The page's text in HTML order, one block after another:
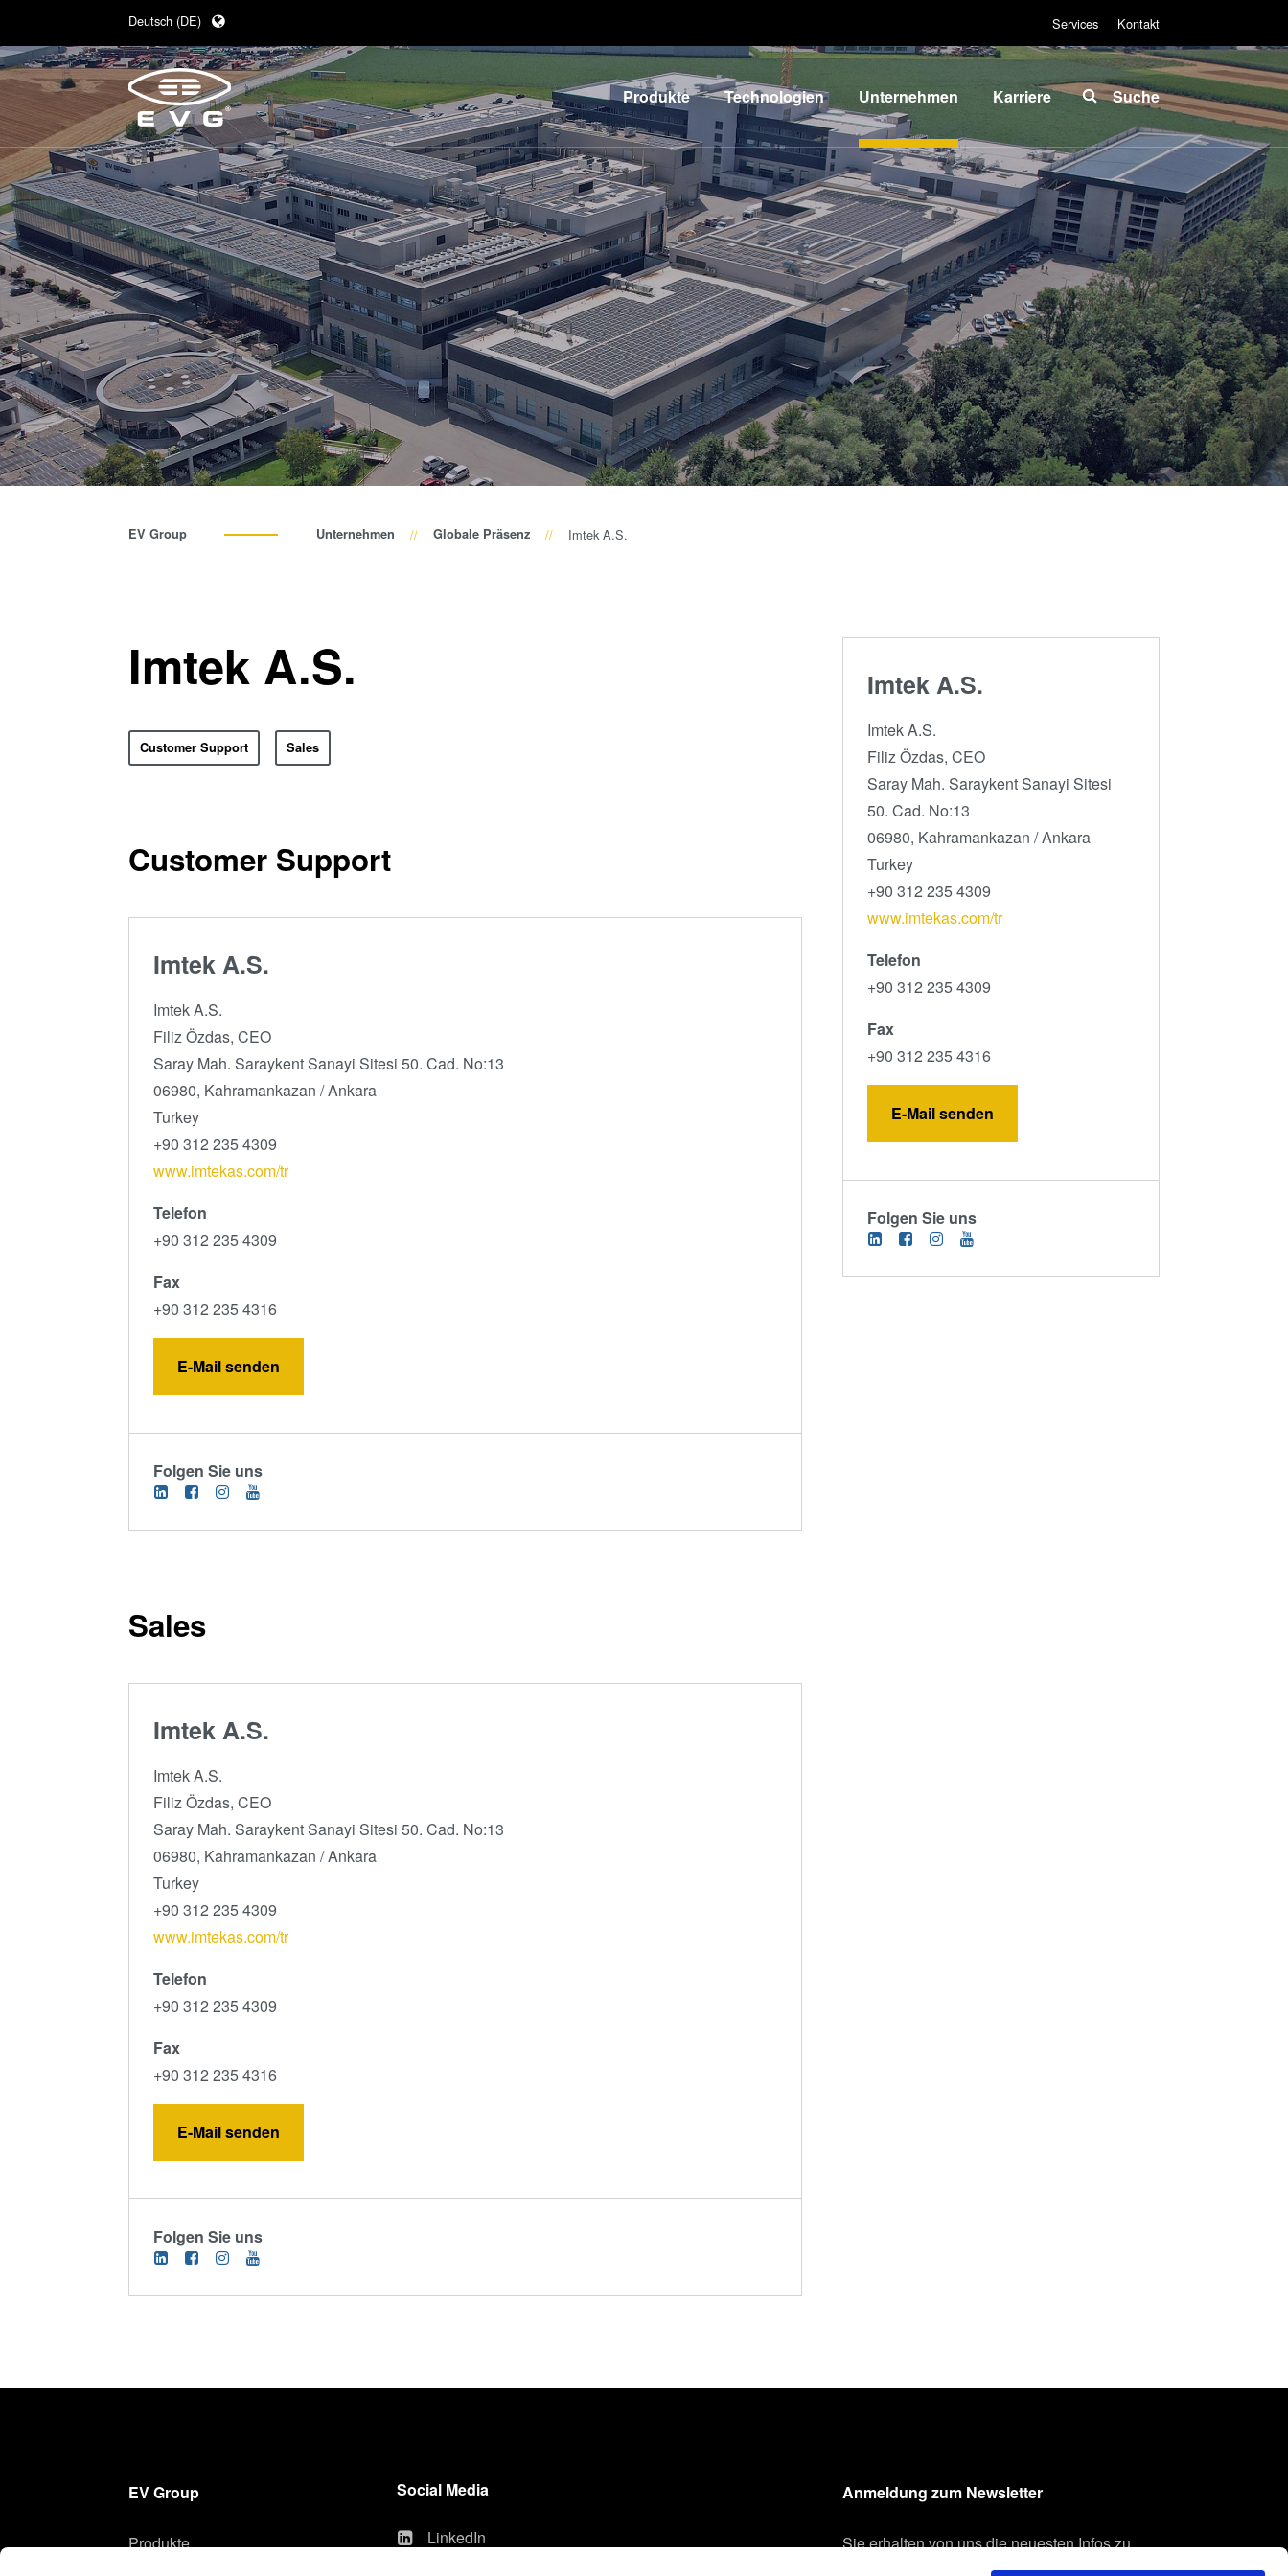
Deutsch (DE)
English (EN)
日本語 (JA)
中文 (ZH)
Services Kontakt
Produkte
Lithographie
Nanopräge-
Lithographie
Bonding
Metrologie
Dienstleistungen
zur
Prozessentwicklung
Technologien
IR LayerRelease™
Technology
MLE™ - Maskless
Exposure
Technologie
Nanopräge-
Lithographie (NIL) -
SmartNIL®
Wafer-Level Optics
Optische
Lithographie
Unternehmen
Über EVG
Globale
Präsenz
News und
Presse
Events
Lieferanten
und
Partner
R&D
Karriere
INSIDER-Jobs
Arbeitsbereiche
INSIDER-
Benefits
INSIDER
Wie werde ich
INSIDER?
Infos für
Schulen,
Schüler und
Suche
EV Group Unternehmen Globale Präsenz Imtek A.S.
Imtek A.S.
Customer Support Sales
Customer Support
Imtek A.S.
Imtek A.S.
Filiz Özdas, CEO
Saray Mah. Saraykent Sanayi Sitesi 50. Cad. No:13
06980, Kahramankazan / Ankara
Turkey
+90 312 235 4309
www.imtekas.com/tr
Telefon
+90 312 235 4309
Fax
+90 312 235 4316
E-Mail senden
Folgen Sie uns
Sales
Imtek A.S.
Imtek A.S.
Filiz Özdas, CEO
Saray Mah. Saraykent Sanayi Sitesi 50. Cad. No:13
06980, Kahramankazan / Ankara
Turkey
+90 312 235 4309
www.imtekas.com/tr
Telefon
+90 312 235 4309
Fax
+90 312 235 4316
E-Mail senden
Folgen Sie uns
Imtek A.S.
Imtek A.S.
Filiz Özdas, CEO
Saray Mah. Saraykent Sanayi Sitesi
50. Cad. No:13
06980, Kahramankazan / Ankara
Turkey
+90 312 235 4309
www.imtekas.com/tr
Telefon
+90 312 235 4309
Fax
+90 312 235 4316
E-Mail senden
Folgen Sie uns
EV Group
Produkte
Social Media
LinkedIn
Anmeldung zum Newsletter
Sie erhalten von uns die neuesten Infos zu
unseren Produkten und Technologien.